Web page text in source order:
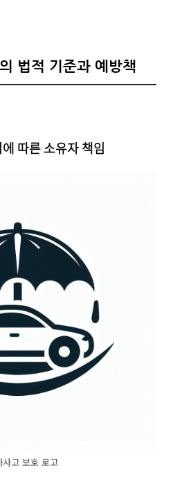
법적 기준과 예방책
따른 소유자 책임
사고 보호 로고